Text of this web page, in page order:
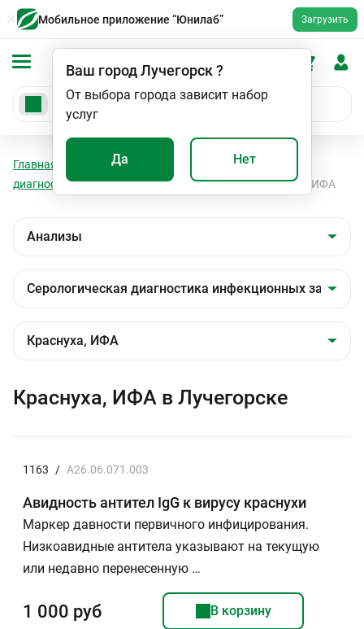
Мобильное приложение “Юнилаб” Загрузить
Ваш городЛучегорск?
От выбора города зависит набор
услуг
Да Нет
Главная Анализы
Серологическая
диагностика инфекционных заболеваний
Краснуха, ИФА
Краснуха, ИФА в Лучегорске
1163 / A26.06.071.003
Авидность антител IgG к вирусу краснухи
Маркер давности первичного инфицирования.
Низкоавидные антитела указывают на текущую
или недавно перенесенную …
1 000 руб В корзину